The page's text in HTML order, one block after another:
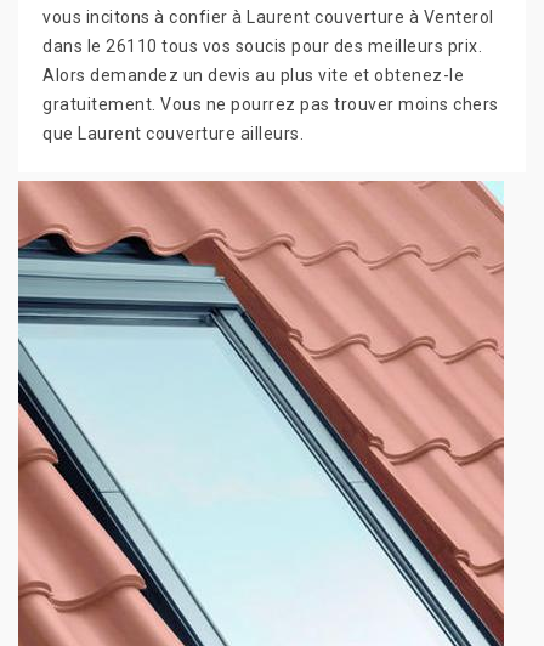
vous incitons à confier à Laurent couverture à Venterol
dans le 26110 tous vos soucis pour des meilleurs prix.
Alors demandez un devis au plus vite et obtenez-le
gratuitement. Vous ne pourrez pas trouver moins chers
que Laurent couverture ailleurs.